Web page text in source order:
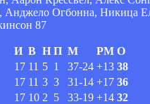
Огбонна, Никица
87
И В Н П М РМ О
17 11 5 1 37-24 +13 38
17 11 3 3 31-14 +17 36
17 10 2 5 33-19 +14 32